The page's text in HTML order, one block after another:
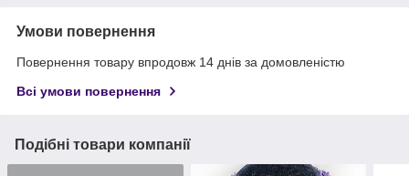
Умови повернення
Повернення товару впродовж 14 днів за домовленістю
Всі умови повернення
Подібні товари компанії